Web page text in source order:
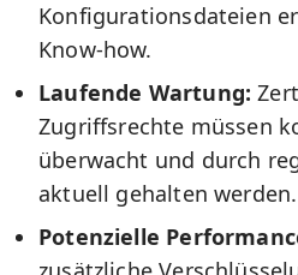
Konfigurationsdateien
Know-how.
Laufende Wartung:
Zugriffsrechte müssen
überwacht und durch
aktuell gehalten werden.
Potenzielle